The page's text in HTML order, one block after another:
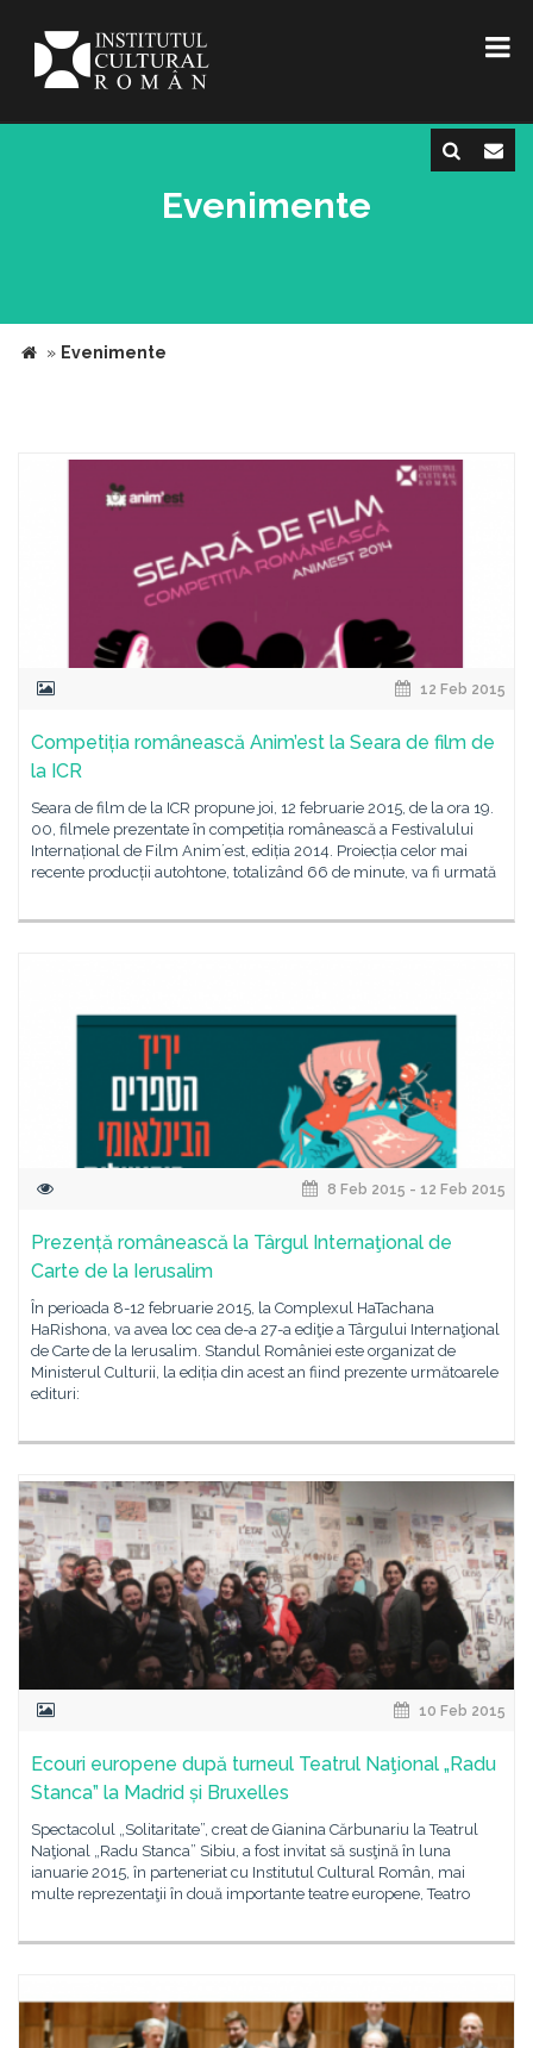
Evenimente
» Evenimente
12 Feb 2015
Competiția românească Anim’est la Seara de film de
la ICR
Seara de film de la ICR propune joi, 12 februarie 2015, de la ora 19.
00, filmele prezentate în competiția românească a Festivalului
Internațional de Film Animʼest, ediția 2014. Proiecția celor mai
recente producții autohtone, totalizând 66 de minute, va fi urmată
8 Feb 2015 - 12 Feb 2015
Prezență românească la Târgul Internaţional de
Carte de la Ierusalim
În perioada 8-12 februarie 2015, la Complexul HaTachana
HaRishona, va avea loc cea de-a 27-a ediţie a Târgului Internaţional
de Carte de la Ierusalim. Standul României este organizat de
Ministerul Culturii, la ediția din acest an fiind prezente următoarele
edituri:
10 Feb 2015
Ecouri europene după turneul Teatrul Naţional „Radu
Stanca” la Madrid și Bruxelles
Spectacolul „Solitaritate”, creat de Gianina Cărbunariu la Teatrul
Naţional „Radu Stanca” Sibiu, a fost invitat să susţină în luna
ianuarie 2015, în parteneriat cu Institutul Cultural Român, mai
multe reprezentaţii în două importante teatre europene, Teatro